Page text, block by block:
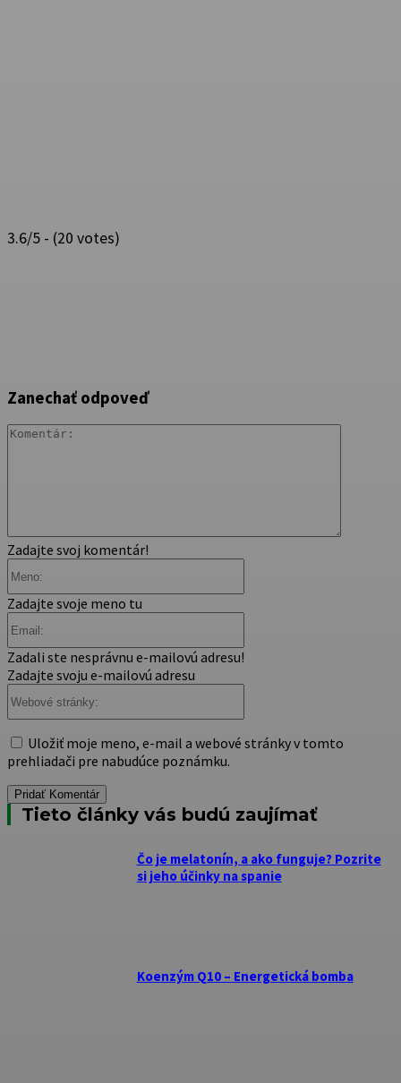
3.6/5 - (20 votes)
Zanechať odpoveď
Zadajte svoj komentár!
Zadajte svoje meno tu
Zadali ste nesprávnu e-mailovú adresu!
Zadajte svoju e-mailovú adresu
Uložiť moje meno, e-mail a webové stránky v tomto
prehliadači pre nabudúce poznámku.
Tieto články vás budú zaujímať
Čo je melatonín, a ako funguje? Pozrite
si jeho účinky na spanie
Koenzým Q10 – Energetická bomba